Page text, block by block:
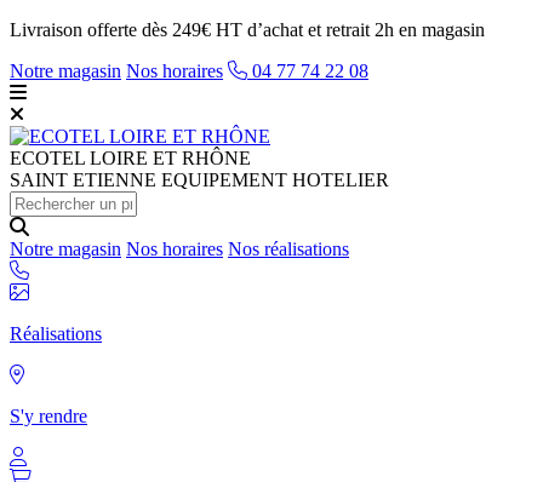
Livraison offerte dès 249€ HT d’achat et retrait 2h en magasin
Notre magasin Nos horaires 04 77 74 22 08
ECOTEL LOIRE ET RHÔNE
SAINT ETIENNE EQUIPEMENT HOTELIER
Notre magasin Nos horaires Nos réalisations
Réalisations
S'y rendre